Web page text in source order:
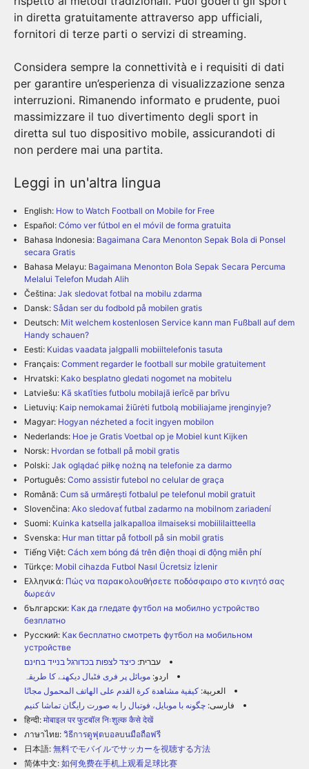
in diretta gratuitamente attraverso app ufficiali,
fornitori di terze parti o servizi di streaming.
Considera sempre la connettività e i requisiti di dati
per garantire un’esperienza di visualizzazione senza
interruzioni. Rimanendo informato e prudente, puoi
massimizzare il tuo divertimento degli sport in
diretta sul tuo dispositivo mobile, assicurandoti di
non perdere mai una partita.
Leggi in un'altra lingua
English: How to Watch Football on Mobile for Free
Español: Cómo ver fútbol en el móvil de forma gratuita
Bahasa Indonesia: Bagaimana Cara Menonton Sepak Bola di Ponsel
secara Gratis
Bahasa Melayu: Bagaimana Menonton Bola Sepak Secara Percuma
Melalui Telefon Mudah Alih
Čeština: Jak sledovat fotbal na mobilu zdarma
Dansk: Sådan ser du fodbold på mobilen gratis
Deutsch: Mit welchem kostenlosen Service kann man Fußball auf dem
Handy schauen?
Eesti: Kuidas vaadata jalgpalli mobiiltelefonis tasuta
Français: Comment regarder le football sur mobile gratuitement
Hrvatski: Kako besplatno gledati nogomet na mobitelu
Latviešu: Kā skatīties futbolu mobilajā ierīcē par brīvu
Lietuvių: Kaip nemokamai žiūrėti futbolą mobiliajame įrenginyje?
Magyar: Hogyan nézheted a focit ingyen mobilon
Nederlands: Hoe je Gratis Voetbal op je Mobiel kunt Kijken
Norsk: Hvordan se fotball på mobil gratis
Polski: Jak oglądać piłkę nożną na telefonie za darmo
Português: Como assistir futebol no celular de graça
Română: Cum să urmărești fotbalul pe telefonul mobil gratuit
Slovenčina: Ako sledovať futbal zadarmo na mobilnom zariadení
Suomi: Kuinka katsella jalkapalloa ilmaiseksi mobiililaitteella
Svenska: Hur man tittar på fotboll på sin mobil gratis
Tiếng Việt: Cách xem bóng đá trên điện thoại di động miễn phí
Türkçe: Mobil cihazda Futbol Nasıl Ücretsiz İzlenir
Ελληνικά: Πώς να παρακολουθήσετε ποδόσφαιρο στο κινητό σας
δωρεάν
български: Как да гледате футбол на мобилно устройство
безплатно
Русский: Как бесплатно смотреть футбол на мобильном
устройстве
עברית: כיצד לצפות בכדורגל בנייד בחינם
اردو: موبائل پر فری فٹبال دیکھنے کا طریقہ
العربية: كيفية مشاهدة كرة القدم على الهاتف المحمول مجانًا
فارسی: چگونه با موبایل، فوتبال را به صورت رایگان تماشا کنیم
हिन्दी: मोबाइल पर फुटबॉल निःशुल्क कैसे देखें
ภาษาไทย: วิธีการดูฟุตบอลบนมือถือฟรี
日本語: 無料でモバイルでサッカーを視聴する方法
简体中文: 如何免费在手机上观看足球比赛